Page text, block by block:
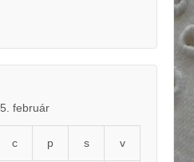
február
c p s v